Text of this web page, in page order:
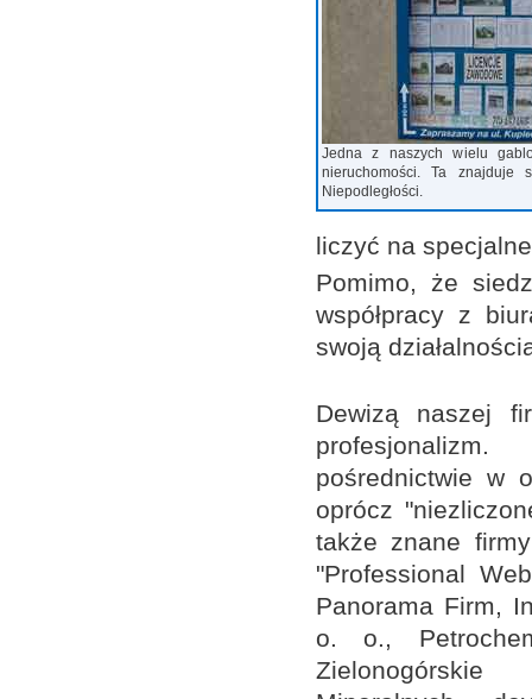
Jedna z naszych wielu
nieruchomości. Ta znajduje
Niepodległości.
liczyć na
Pomimo, że
współpracy z
swoją
Dewizą naszej
pośrednictwie w
oprócz
także znane
"Professional
Panorama Firm,
o. o.,